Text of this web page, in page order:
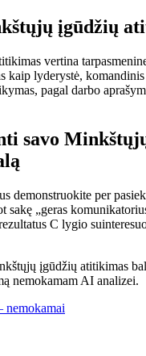
įgūdžių
vertina
kaip lyderystė,
pagal darbo
savo
demonstruokite per
sakę „geras
C lygio
įgūdžių atitikimas
nemokamam AI analizei.